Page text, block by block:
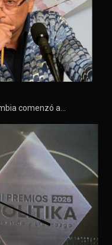
comenzó a…